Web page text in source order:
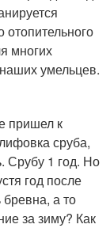
многих
умельцев.
пришел к
сруба,
Срубу 1 год. Но
год после
а то
за зиму? Как